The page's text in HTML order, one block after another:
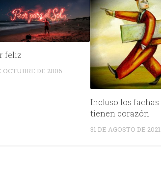
feliz
OCTUBRE DE 2006
Incluso los fachas
tienen corazón
31 DE AGOSTO DE 2021